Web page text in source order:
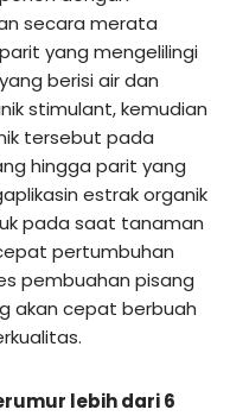
secara merata
yang mengelilingi
berisi air dan
stimulant, kemudian
tersebut pada
hingga parit yang
estrak organik
pada saat tanaman
pertumbuhan
pembuahan pisang
akan cepat berbuah
lebih dari 6